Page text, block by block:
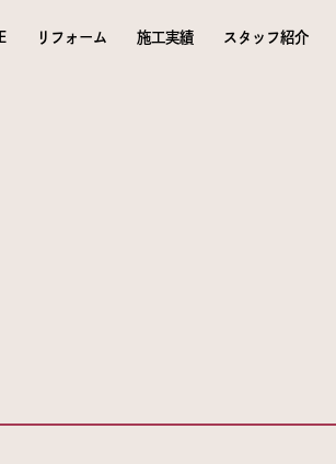
リフォーム 施工実績 スタッフ紹介